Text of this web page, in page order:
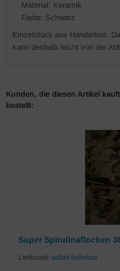
Material: Keramik
Farbe: Schwarz
Einzelstück aus Handarbeit.
kann deshalb leicht von der
Kunden, die diesen Artikel
bestellt:
Super Spirulinaflocken
Lieferzeit: sofort lieferbar